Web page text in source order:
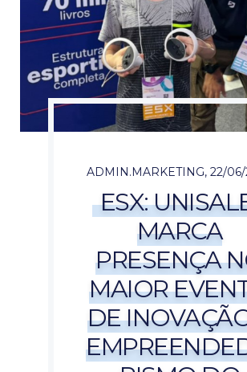
ADMIN.MARKETING, 22/
ESX:
MARCA
PRESENÇA
MAIOR
DE